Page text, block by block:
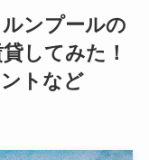
ンプールの
してみた！
トなど